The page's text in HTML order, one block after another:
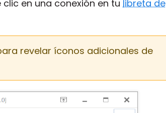
clic en una conexión en tu libreta de
revelar íconos adicionales de